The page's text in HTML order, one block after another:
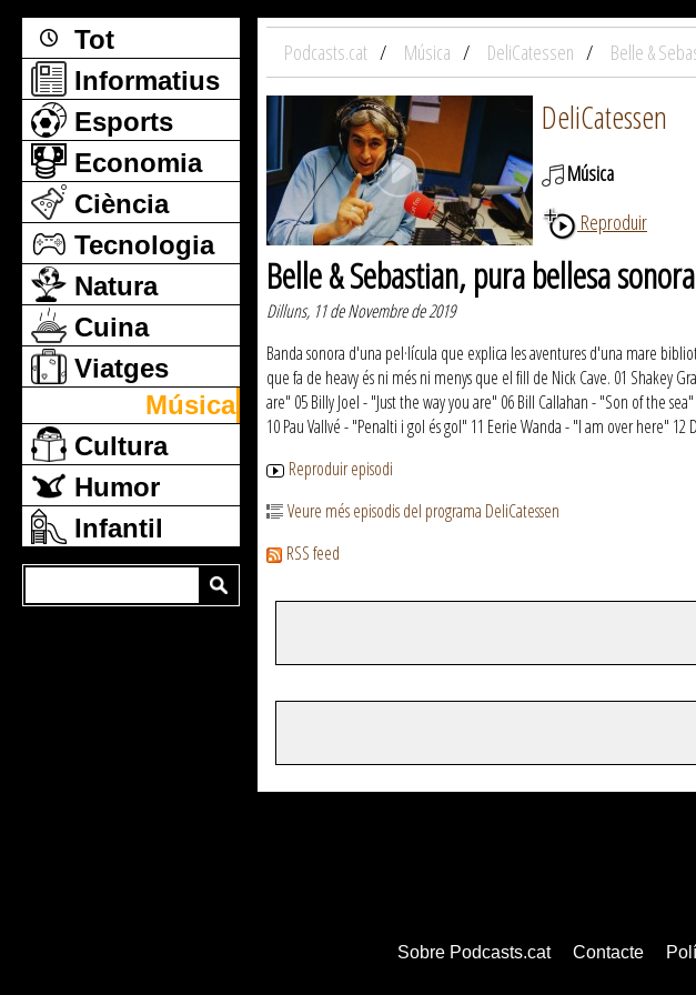
Tot
Informatius
Esports
Economia
Ciència
Tecnologia
Natura
Cuina
Viatges
Música
Cultura
Humor
Infantil
Podcasts.cat Música DeliCatessen Belle &
DeliCatessen
Música
Reproduir
Belle & Sebastian, pura bellesa sonora
Dilluns, 11 de Novembre de 2019
Banda sonora d'una pel·lícula que explica les aventures d'una mare
que fa de heavy és ni més ni menys que el fill de Nick Cave. 01 Shakey
are" 05 Billy Joel - "Just the way you are" 06 Bill Callahan - "Son of the
10 Pau Vallvé - "Penalti i gol és gol" 11 Eerie Wanda - "I am over here" 12
Reproduir episodi
Veure més episodis del programa DeliCatessen
RSS feed
Sobre Podcasts.cat Contacte